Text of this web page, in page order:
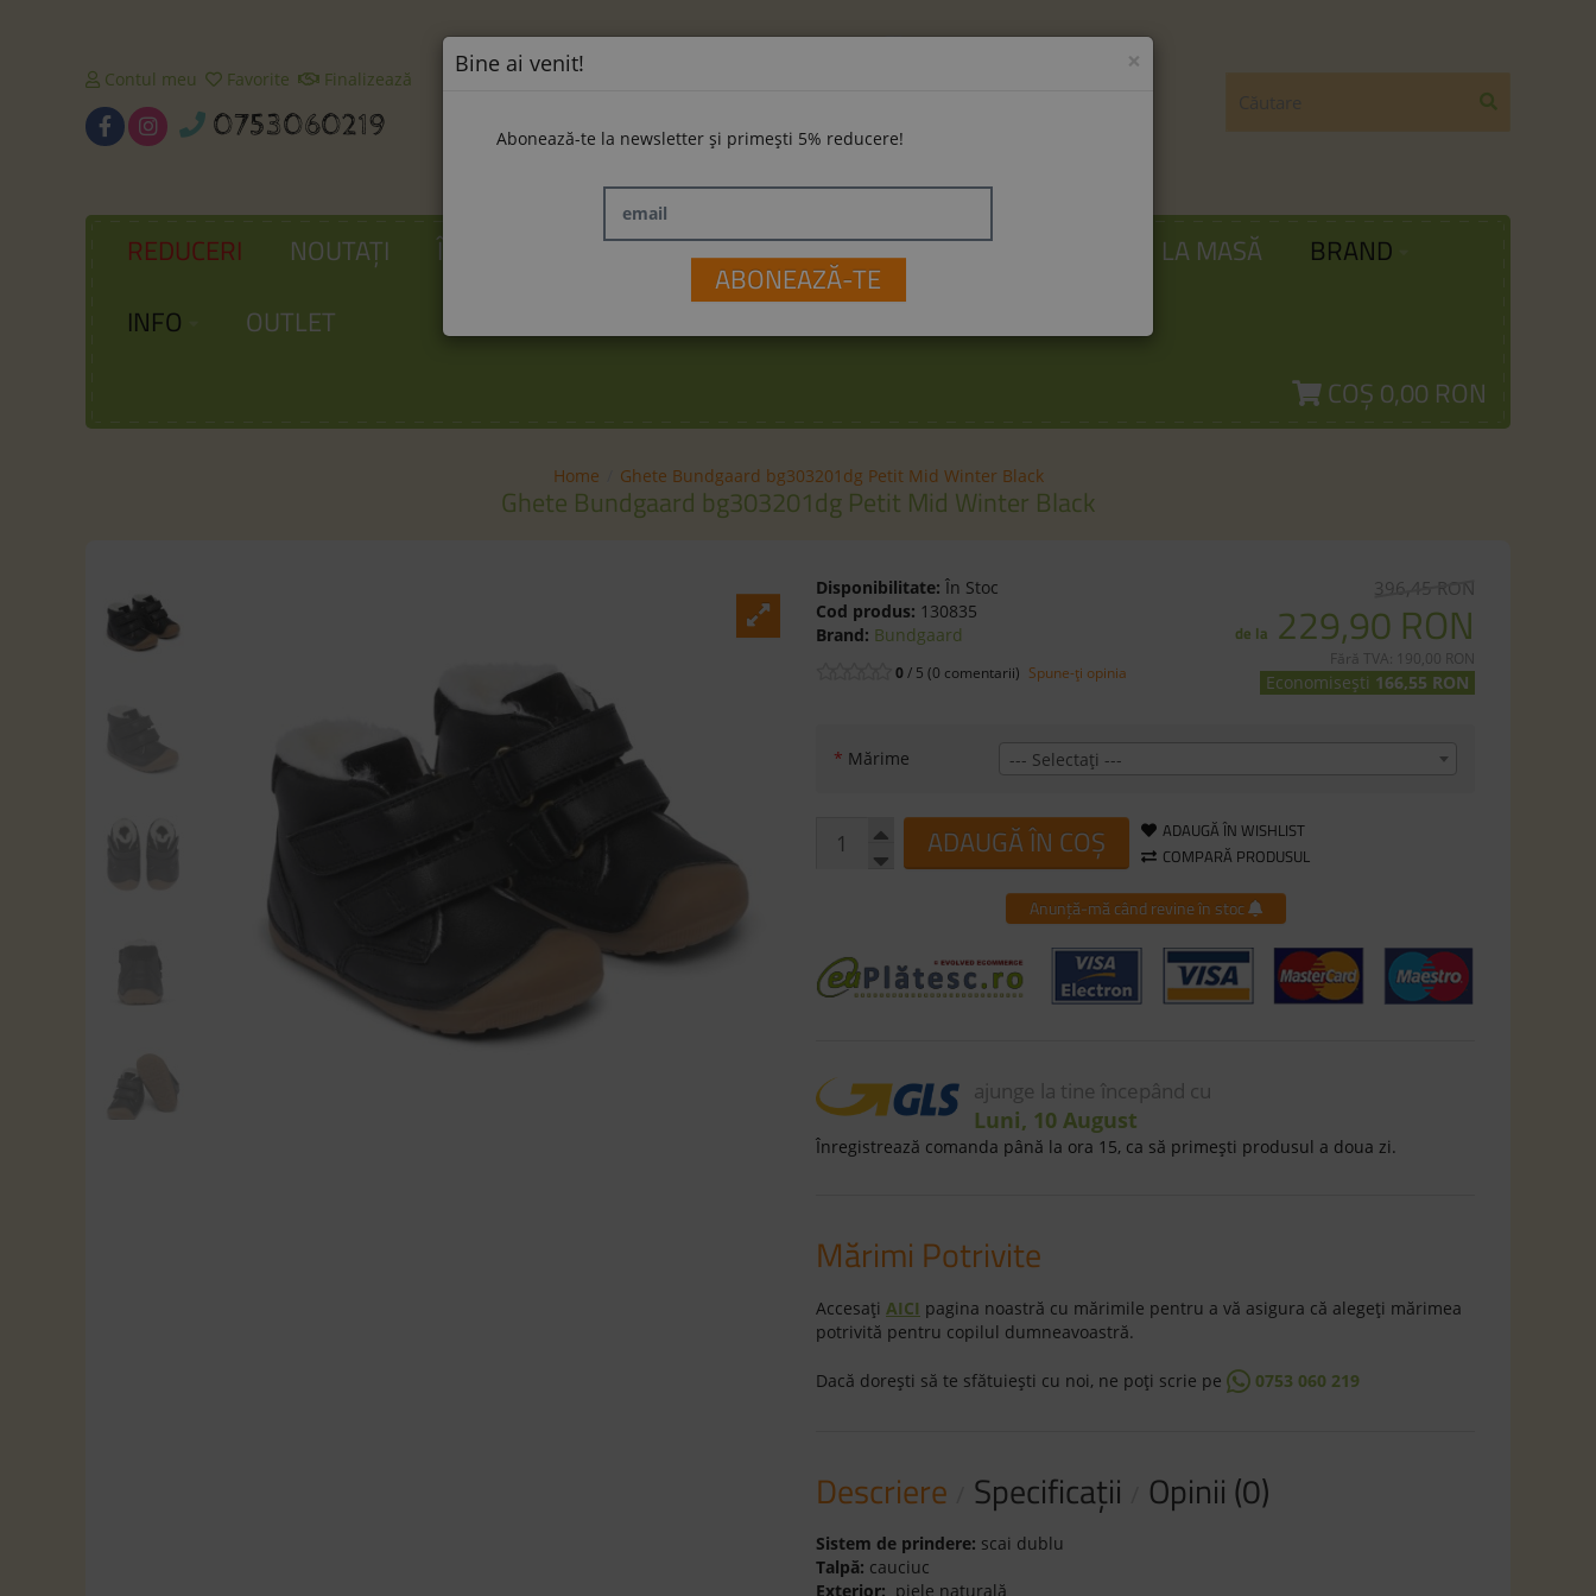
Contul meu Favorite Finalizează
0753060219
REDUCERI NOUTAȚI ÎNCĂLȚĂMINTE LA PLIMBARE JUCĂRII LA MASĂ
BRAND
INFO
OUTLET
COȘ 0,00 RON
Home Ghete Bundgaard bg303201dg Petit Mid Winter Black
Ghete Bundgaard bg303201dg Petit Mid Winter Black
Disponibilitate: În Stoc
Cod produs: 130835
Brand: Bundgaard
0/ 5 (0 comentarii) Spune-ţi opinia
396,45 RON
de la 229,90 RON
Fără TVA: 190,00 RON
Economisești 166,55 RON
* Mărime --- Selectaţi ---
ADAUGĂ ÎN COȘ
ADAUGĂ ÎN WISHLIST
COMPARĂ PRODUSUL
Anunță-mă când revine în stoc
ajunge la tine începând cu
Luni, 10 August
Înregistrează comanda până la ora 15, ca să primeşti produsul a doua zi.
Mărimi Potrivite
Accesaţi AICI pagina noastră cu mărimile pentru a vă asigura că alegeţi mărimea
potrivită pentru copilul dumneavoastră.
Dacă doreşti să te sfătuieşti cu noi, ne poţi scrie pe 0753 060 219
Descriere Specificaţii Opinii (0)
Sistem de prindere: scai dublu
Talpă: cauciuc
Exterior: piele naturală
×
Bine ai venit!
Abonează-te la newsletter și primești 5% reducere!
email
ABONEAZĂ-TE